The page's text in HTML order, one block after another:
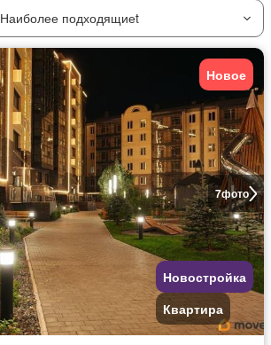
Наиболее подходящиеt
7фото
Новое
Новостройка
Квартира